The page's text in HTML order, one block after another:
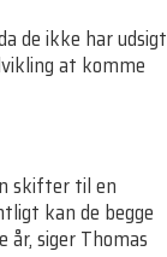
de ikke har udsigt
at komme
skifter til en
kan de begge
år, siger Thomas